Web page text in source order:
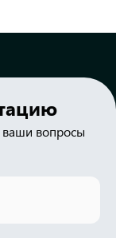
ваши вопросы